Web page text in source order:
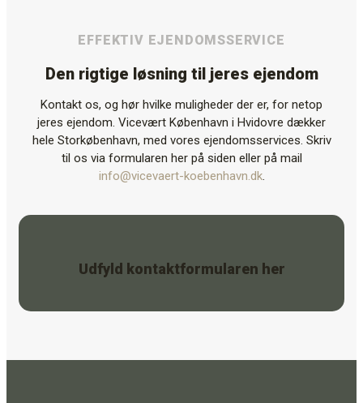
Udfyld kontaktformularen her
EFFEKTIV EJENDOMSSERVICE
Den rigtige løsning til jeres ejendom
Kontakt os, og hør hvilke muligheder der er, for netop
jeres ejendom. Vicevært København i Hvidovre dækker
hele Storkøbenhavn, med vores ejendomsservices. Skriv
til os via formularen her på siden eller på mail
info@vicevaert-koebenhavn.dk.